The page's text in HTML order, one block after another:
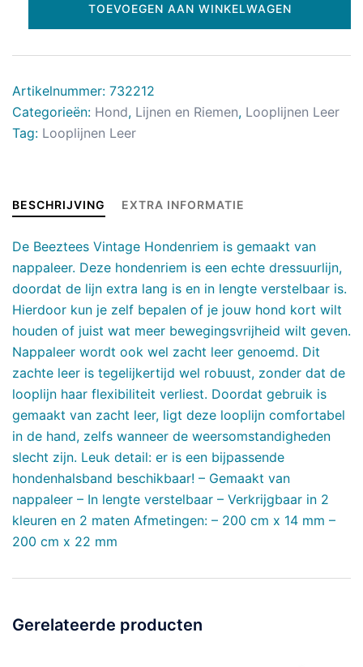
TOEVOEGEN AAN WINKELWAGEN
Artikelnummer: 732212
Categorieën: Hond, Lijnen en Riemen, Looplijnen Leer
Tag: Looplijnen Leer
BESCHRIJVING EXTRA INFORMATIE
De Beeztees Vintage Hondenriem is gemaakt van
nappaleer. Deze hondenriem is een echte dressuurlijn,
doordat de lijn extra lang is en in lengte verstelbaar is.
Hierdoor kun je zelf bepalen of je jouw hond kort wilt
houden of juist wat meer bewegingsvrijheid wilt geven.
Nappaleer wordt ook wel zacht leer genoemd. Dit
zachte leer is tegelijkertijd wel robuust, zonder dat de
looplijn haar flexibiliteit verliest. Doordat gebruik is
gemaakt van zacht leer, ligt deze looplijn comfortabel
in de hand, zelfs wanneer de weersomstandigheden
slecht zijn. Leuk detail: er is een bijpassende
hondenhalsband beschikbaar! – Gemaakt van
nappaleer – In lengte verstelbaar – Verkrijgbaar in 2
kleuren en 2 maten Afmetingen: – 200 cm x 14 mm –
200 cm x 22 mm
Gerelateerde producten